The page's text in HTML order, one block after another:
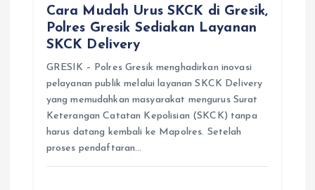
Cara Mudah Urus SKCK di Gresik,
Polres Gresik Sediakan Layanan
SKCK Delivery
GRESIK – Polres Gresik menghadirkan inovasi
pelayanan publik melalui layanan SKCK Delivery
yang memudahkan masyarakat mengurus Surat
Keterangan Catatan Kepolisian (SKCK) tanpa
harus datang kembali ke Mapolres. Setelah
proses pendaftaran…